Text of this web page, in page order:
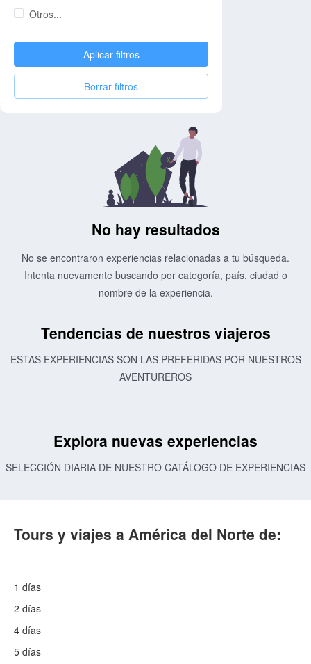
Otros...
Aplicar filtros
Borrar filtros
No hay resultados
No se encontraron experiencias relacionadas a tu búsqueda.
Intenta nuevamente buscando por categoría, país, ciudad o
nombre de la experiencia.
Tendencias de nuestros viajeros
ESTAS EXPERIENCIAS SON LAS PREFERIDAS POR NUESTROS
AVENTUREROS
Explora nuevas experiencias
SELECCIÓN DIARIA DE NUESTRO CATÁLOGO DE EXPERIENCIAS
Tours y viajes a América del Norte de:
1 días
2 días
4 días
5 días